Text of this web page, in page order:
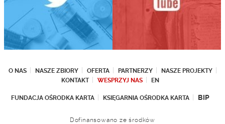
O NAS NASZE ZBIORY OFERTA PARTNERZY
NASZE PROJEKTY
KONTAKT
WESPRZYJ NAS EN
FUNDACJA OŚRODKA KARTA KSIĘGARNIA OŚRODKA KARTA BIP
Dofinansowano ze środków